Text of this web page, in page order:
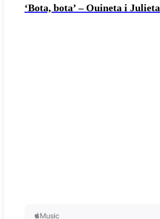
‘Bota, bota’ – Ouineta i Julieta